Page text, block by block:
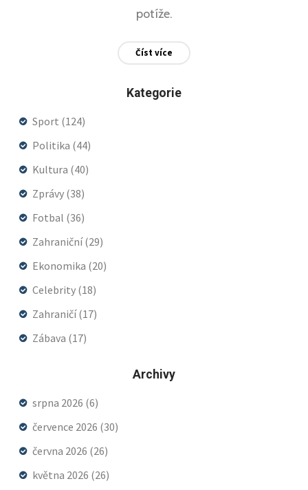
potíže.
Číst více
Kategorie
Sport (124)
Politika (44)
Kultura (40)
Zprávy (38)
Fotbal (36)
Zahraniční(29)
Ekonomika (20)
Celebrity (18)
Zahraničí(17)
Zábava (17)
Archivy
srpna 2026 (6)
července 2026 (30)
června 2026 (26)
května 2026 (26)